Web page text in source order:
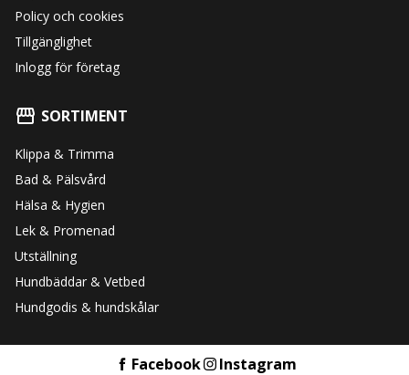
Policy och cookies
Tillgänglighet
Inlogg för företag
SORTIMENT
Klippa & Trimma
Bad & Pälsvård
Hälsa & Hygien
Lek & Promenad
Utställning
Hundbäddar & Vetbed
Hundgodis & hundskålar
Facebook Instagram